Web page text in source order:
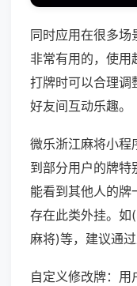
同时应用在很多
非常有用的，使用
打牌时可以合理调
好友间互动乐趣。
微乐浙江麻将小程
到部分用户的牌特
能看到其他人的牌
存在此类外挂。如
麻将)等，建议通
自定义修改牌：用